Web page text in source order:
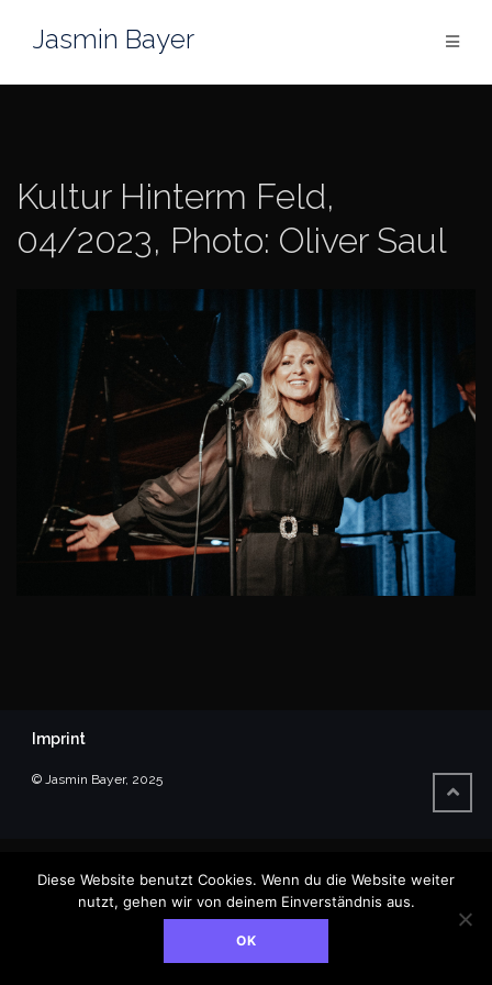
Jasmin Bayer
Kultur Hinterm Feld,
04/2023, Photo: Oliver Saul
Imprint
© Jasmin Bayer, 2025
Diese Website benutzt Cookies. Wenn du die Website weiter
nutzt, gehen wir von deinem Einverständnis aus.
OK